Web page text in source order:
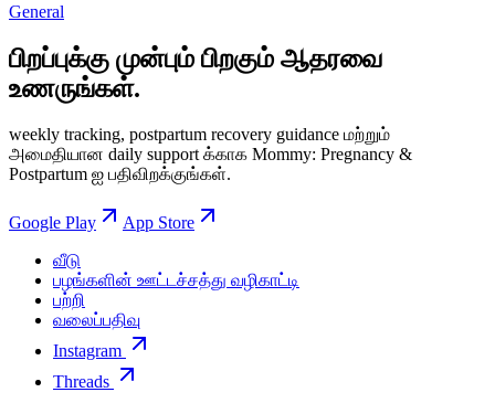
General
பிறப்புக்கு முன்பும் பிறகும் ஆதரவை
உணருங்கள்.
weekly tracking, postpartum recovery guidance மற்றும்
அமைதியான daily support க்காக Mommy: Pregnancy &
Postpartum ஐ பதிவிறக்குங்கள்.
Google Play
App Store
வீடு
பழங்களின் ஊட்டச்சத்து வழிகாட்டி
பற்றி
வலைப்பதிவு
Instagram
Threads